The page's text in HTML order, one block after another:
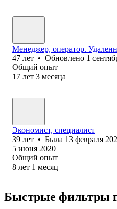
Менеджер, оператор.
47 лет • Обновлено 1
Общий опыт
17 лет 3 месяца
Экономист, специалист
39 лет • Была 13 февраля
5 июня 2020
Общий опыт
8 лет 1 месяц
Быстрые фильтры